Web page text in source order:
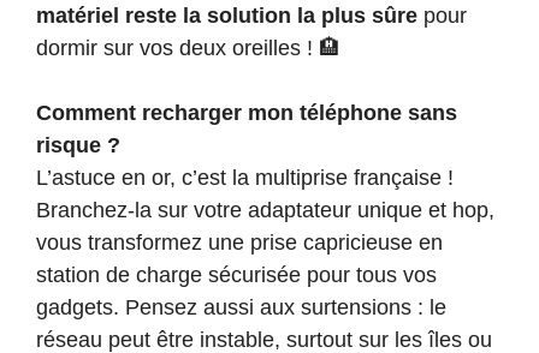
matériel reste la solution la plus sûre pour
dormir sur vos deux oreilles ! 🏨
Comment recharger mon téléphone sans
risque ?
L’astuce en or, c’est la multiprise française !
Branchez-la sur votre adaptateur unique et hop,
vous transformez une prise capricieuse en
station de charge sécurisée pour tous vos
gadgets. Pensez aussi aux surtensions : le
réseau peut être instable, surtout sur les îles ou